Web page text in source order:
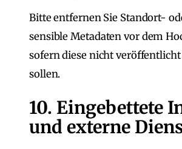
Bitte entfernen Sie Standort-
sensible Metadaten vor dem
sofern diese nicht
sollen.
10. Eingebettete
und externe